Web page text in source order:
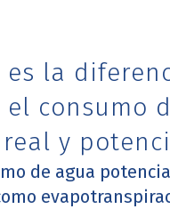
es la
el consumo
y
de agua